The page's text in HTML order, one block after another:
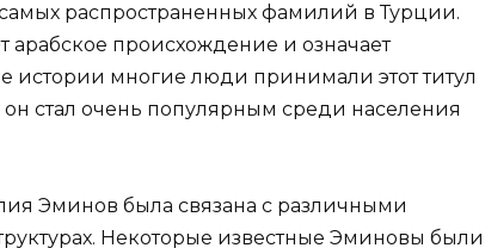
распространенных фамилий в Турции.
арабское происхождение и означает
истории многие люди принимали этот титул
стал очень популярным среди населения
Эминов была связана с различными
Некоторые известные Эминовы были